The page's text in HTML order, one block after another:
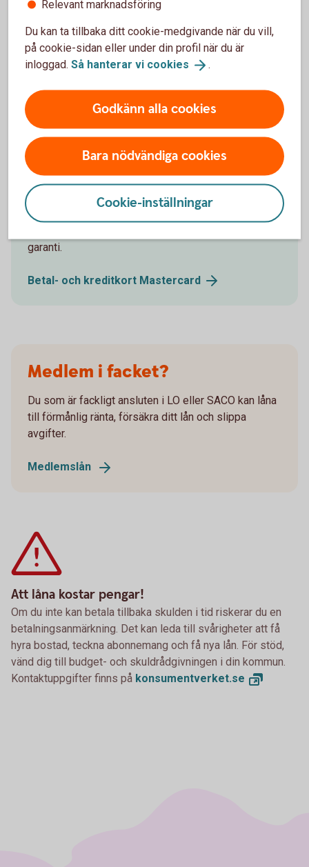
Friends paying at a café with their phone
Små köp, stora fördelar –
använd kreditkortet!
Ska du köpa en ny mikrovågsugn, tv eller kanske en
robotdammsugare? Använd kreditkortet i så fall! Då
garanti.
Betal- och kreditkort Mastercard
Medlem i facket?
Du som är fackligt ansluten i LO eller SACO kan låna
till förmånlig ränta, försäkra ditt lån och slippa
avgifter.
Medlemslån
Att låna kostar pengar!
Om du inte kan betala tillbaka skulden i tid riskerar du en
betalningsanmärkning. Det kan leda till svårigheter att få
hyra bostad, teckna abonnemang och få nya lån. För stöd,
vänd dig till budget- och skuldrådgivningen i din kommun.
Kontaktuppgifter finns på konsumentverket.se
Relevant marknadsföring
Du kan ta tillbaka ditt cookie-medgivande när du vill,
på cookie-sidan eller under din profil när du är
inloggad. Så hanterar vi cookies .
Godkänn alla cookies
Bara nödvändiga cookies
Cookie-inställningar